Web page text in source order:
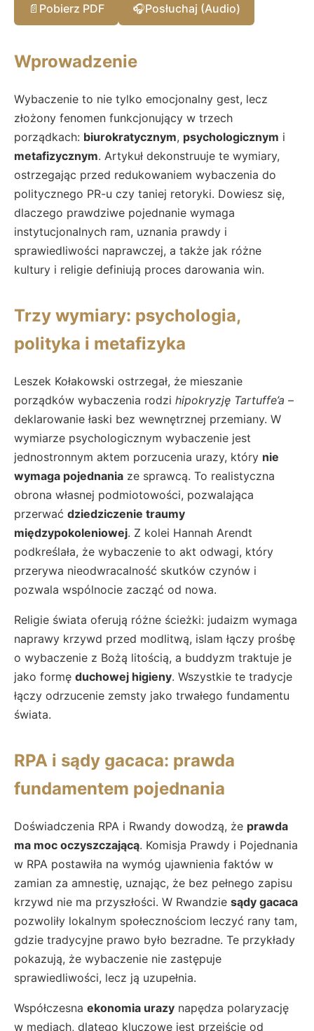
📄 Pobierz PDF 🎧Posłuchaj (Audio)
Wprowadzenie
Wybaczenie to nie tylko emocjonalny gest, lecz
złożony fenomen funkcjonujący w trzech
porządkach: biurokratycznym, psychologicznym i
metafizycznym. Artykuł dekonstruuje te wymiary,
ostrzegając przed redukowaniem wybaczenia do
politycznego PR-u czy taniej retoryki. Dowiesz się,
dlaczego prawdziwe pojednanie wymaga
instytucjonalnych ram, uznania prawdy i
sprawiedliwości naprawczej, a także jak różne
kultury i religie definiują proces darowania win.
Trzy wymiary: psychologia,
polityka i metafizyka
Leszek Kołakowski ostrzegał, że mieszanie
porządków wybaczenia rodzi hipokryzję Tartuffe’a –
deklarowanie łaski bez wewnętrznej przemiany. W
wymiarze psychologicznym wybaczenie jest
jednostronnym aktem porzucenia urazy, który nie
wymaga pojednania ze sprawcą. To realistyczna
obrona własnej podmiotowości, pozwalająca
przerwać dziedziczenie traumy
międzypokoleniowej. Z kolei Hannah Arendt
podkreślała, że wybaczenie to akt odwagi, który
przerywa nieodwracalność skutków czynów i
pozwala wspólnocie zacząć od nowa.
Religie świata oferują różne ścieżki: judaizm wymaga
naprawy krzywd przed modlitwą, islam łączy prośbę
o wybaczenie z Bożą litością, a buddyzm traktuje je
jako formę duchowej higieny. Wszystkie te tradycje
łączy odrzucenie zemsty jako trwałego fundamentu
świata.
RPA i sądy gacaca: prawda
fundamentem pojednania
Doświadczenia RPA i Rwandy dowodzą, że prawda
ma moc oczyszczającą. Komisja Prawdy i Pojednania
w RPA postawiła na wymóg ujawnienia faktów w
zamian za amnestię, uznając, że bez pełnego zapisu
krzywd nie ma przyszłości. W Rwandzie sądy gacaca
pozwoliły lokalnym społecznościom leczyć rany tam,
gdzie tradycyjne prawo było bezradne. Te przykłady
pokazują, że wybaczenie nie zastępuje
sprawiedliwości, lecz ją uzupełnia.
Współczesna ekonomia urazy napędza polaryzację
w mediach, dlatego kluczowe jest przejście od